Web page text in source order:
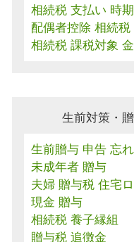
相続税 支払い 時期
配偶者控除 相続税
相続税 課税対象
生前対策・
生前贈与 申告 忘れ
未成年者 贈与
夫婦 贈与税 住宅
現金 贈与
相続税 養子縁組
贈与税 追徴金